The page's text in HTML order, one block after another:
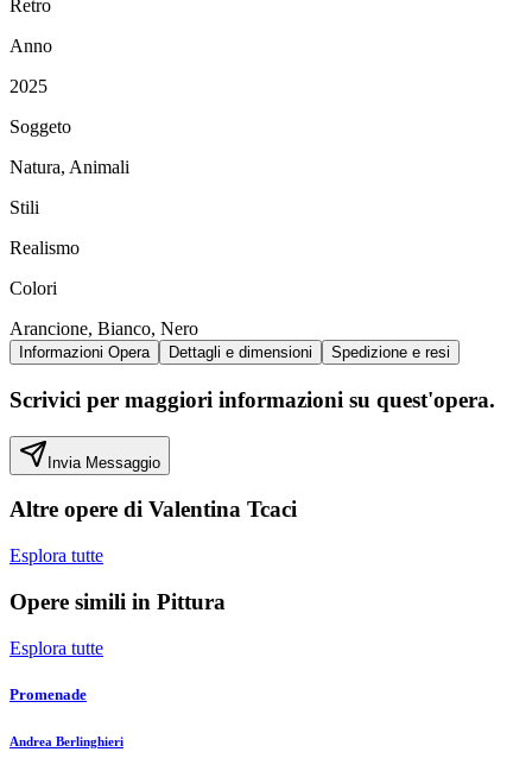
Retro
Anno
2025
Soggeto
Natura, Animali
Stili
Realismo
Colori
Arancione, Bianco, Nero
Informazioni Opera Dettagli e dimensioni Spedizione e resi
Scrivici per maggiori informazioni su quest'opera.
Invia Messaggio
Altre opere di Valentina Tcaci
Esplora tutte
Opere simili in Pittura
Esplora tutte
Promenade
Andrea Berlinghieri